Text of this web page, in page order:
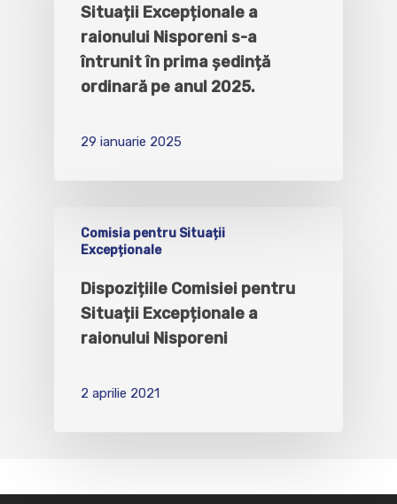
Situații Excepționale a
raionului Nisporeni s-a
întrunit în prima ședință
ordinară pe anul 2025.
29 ianuarie 2025
Comisia pentru Situații
Excepționale
Dispozițiile Comisiei pentru
Situații Excepționale a
raionului Nisporeni
2 aprilie 2021